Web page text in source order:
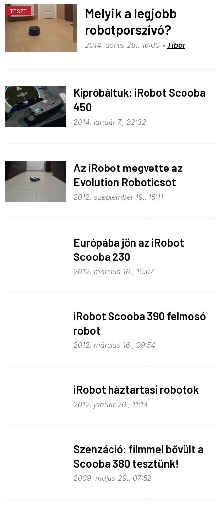
TESZT
Melyik a legjobb
robotporszívó?
2014. április 28., 16:00 Tibor
Kipróbáltuk: iRobot Scooba
450
2014. január 7., 22:32
Az iRobot megvette az
Evolution Roboticsot
2012. szeptember 19., 15:11
Európába jön az iRobot
Scooba 230
2012. március 16., 10:07
iRobot Scooba 390 felmosó
robot
2012. március 16., 09:54
iRobot háztartási robotok
2012. január 20., 11:14
Szenzáció: filmmel bővült a
Scooba 380 tesztünk!
2009. május 29., 07:52